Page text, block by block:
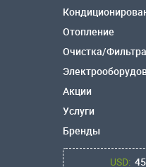
Отопление
Очистка/
Акции
Услуги
Бренды
USD: